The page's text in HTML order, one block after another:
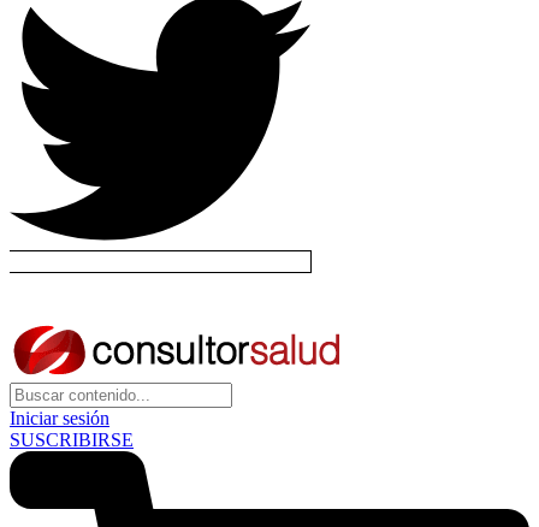
Iniciar sesión
SUSCRIBIRSE